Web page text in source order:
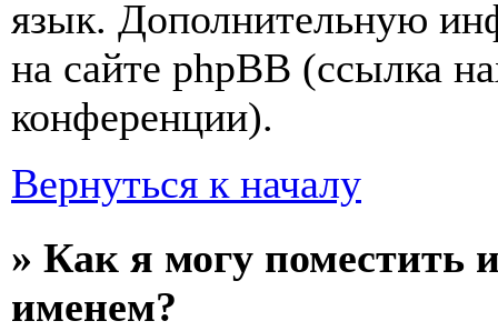
язык. Дополнительную
на сайте phpBB (ссылка
конференции).
Вернуться к началу
» Как я могу поместить
именем?